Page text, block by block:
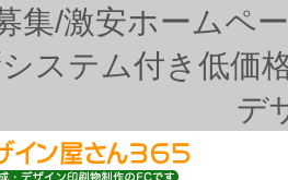
集/激安ホームペ
ステム付き低価
デ